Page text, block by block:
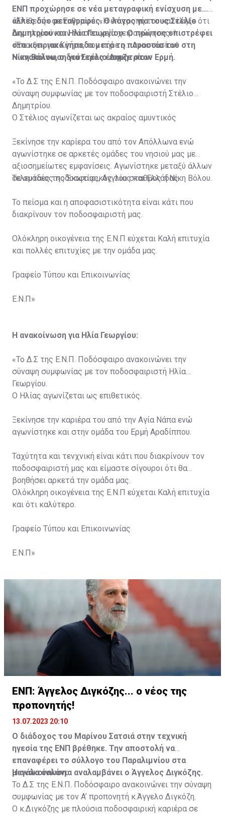
ΕΝΠ προχώρησε σε νέα μεταγραφική ενίσχυση με...
άλλες δύο μεταγραφές. Ο λόγος για τους Στέλιο
Δημητρίου και Ηλία Γεωργίου. Ο πρώτος επιστρέφει
στα κυπριακά γήπεδα μετά τη παρουσία του στη
Νίκη Βόλου, ο δεύτερος έπαιζε στον Ερμή.
«Επίθεση» σε Ευθυμίου: «Η επιτροπή του κατέληξε ότι
δεν πληρούνταν τα στοιχεία χειραγώγησης»!
«Έπαιξε» για Κύπρο, τον πήρε ο... Αναστασίου!
Η ανακοίνωση για Στέλιο Δημητρίου:
«Το Δ.Σ της Ε.Ν.Π. Ποδόσφαιρο ανακοινώνει την
σύναψη συμφωνίας με τον ποδοσφαιριστή Στέλιο
Δημητρίου.
O Στέλιος αγωνίζεται ως ακραίος αμυντικός
Ξεκίνησε την καρίερα του από τον Απόλλωνα ενώ
αγωνίστηκε σε αρκετές ομάδες του νησιού μας με
αξιοσημείωτες εμφανίσεις. Αγωνίστηκε μεταξύ άλλων
σε ομάδες της Σκωτίας, Αγγλίας και Ελλάδας.
Τελευταίος ποδοσφαιρικός του σταθμος η Νίκη Βόλου.
To πείσμα και η αποφασιστικότητα είναι κάτι που
διακρίνουν τον ποδοσφαιριστή μας.
Ολόκληρη οικογένεια της Ε.Ν.Π εύχεται Καλή επιτυχία
και πολλές επιτυχίες με την ομάδα μας.
Γραφείο Τύπου και Επικοινωνίας
Ε.Ν.Π»
Η ανακοίνωση για Ηλία Γεωργίου:
«Το Δ.Σ της Ε.Ν.Π. Ποδόσφαιρο ανακοινώνει την
σύναψη συμφωνίας με τον ποδοσφαιριστή Hλία
Γεωργίου.
O Ηλίας αγωνίζεται ως επιθετικός.
Ξεκίνησε την καριέρα του από την Αγία Νάπα ενώ
αγωνίστηκε και στην ομάδα του Ερμή Αραδίππου.
Ταχύτητα και τενχνική είναι κάτι που διακρίνουν τον
ποδοσφαιριστή μας και είμαστε σίγουροι ότι θα
βοηθήσει αρκετά την ομάδα μας.
Ολόκληρη οικογένεια της Ε.Ν.Π εύχεται Καλή επιτυχία
και ότι καλύτερο.
Γραφείο Τύπου και Επικοινωνίας
Ε.Ν.Π»
ΕΝΠ: Άγγελος Διγκόζης... ο νέος της
προπονητής!
13.07.2023 20:10
Ο διάδοχος του Μαρίνου Σατσιά στην τεχνική
ηγεσία της ΕΝΠ βρέθηκε. Την αποστολή να
επαναφέρει το σύλλογο του Παραλιμνίου στα
μεγάλα σαλόνια αναλαμβάνει ο Άγγελος Διγκόζης.
Η ανακοίνωση:
Το Δ.Σ της Ε.Ν.Π. Ποδόσφαιρο ανακοινώνει την σύναψη
συμφωνίας με τον A’ προπονητή κ.Άγγελο Διγκόζη.
Ο κ.Διγκόζης με πλούσια ποδοσφαιρική καριέρα σε